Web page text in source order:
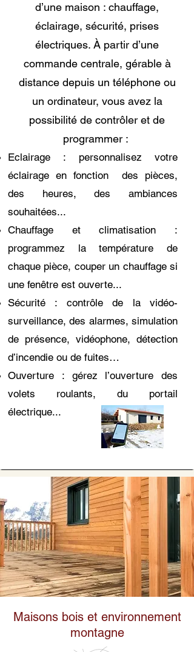
d’une maison : chauffage,
éclairage, sécurité, prises
électriques. À partir d’une
commande centrale, gérable à
distance depuis un téléphone ou
un ordinateur, vous avez la
possibilité de contrôler et de
programmer :
Eclairage : personnalisez votre
éclairage en fonction
des pièces,
des heures, des ambiances
souhaitées...
Chauffage et climatisation :
programmez la température de
chaque pièce, couper un chauffage si
une fenêtre est ouverte...
Sécurité : contrôle de la vidéo-
surveillance, des alarmes, simulation
de présence, vidéophone, détection
d’incendie ou de fuites…
Ouverture : gérez l’ouverture des
volets roulants, du portail
électrique...
Maisons bois et environnement
montagne